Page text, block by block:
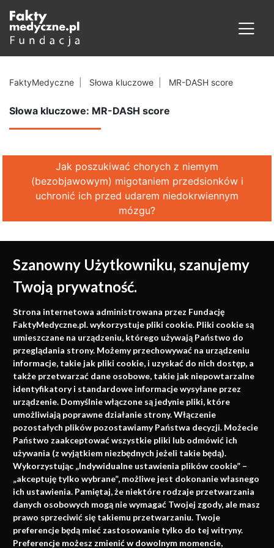
Szanowny Użytkowniku, szanujemy
Twoją prywatność.
Strona internetowa administrowana przez Fundację
FaktyMedyczne.pl. wykorzystuje pliki cookie. Pliki cookie są
umieszczane na urządzeniu, którego używają Państwo do
przeglądania strony. Możemy przechowywać na urządzeniu
informacje, takie jak pliki cookie, i uzyskać do nich dostęp, a
także przetwarzać dane osobowe, takie jak niepowtarzalne
identyfikatory i standardowe informacje wysyłane przez
urządzenie. Domyślnie włączone są jedynie pliki, które
umożliwiają poprawne działanie strony. Włączenie
pozostałych plików pozostawiamy Państwa decyzji. Możecie
Państwo zaakceptować wszystkie pliki lub odmówić ich
używania (z wyjątkiem niezbędnych jeżeli takie będą).
Wykorzystując „Indywidualne ustawienia plików cookie” –
„akceptuję tylko wybrane”, możliwe jest dokonanie własnego
ich ustawienia. Pamiętaj, że niektóre rodzaje przetwarzania
danych osobowych mogą nie wymagać Twojej zgody, ale masz
prawo sprzeciwić się takiemu przetwarzaniu. Twoje
preferencje będą mieć zastosowanie tylko do tej witryny.
Preferencje możesz zmienić w dowolnym momencie,
FaktyMedyczne Słowa kluczowe MR-DASH score
Słowa kluczowe: MR-DASH score
Jak poszukiwać chorych z niemym
(bezobjawowym) migotaniem przedsionków i
uchronić ich przed udarem niedokrwiennym
mózgu?
Medycyna oparta na
faktach
Konferencje, szkolenia, e-learning, wydawnictwo
Napisz do nas
info@faktymedyczne.pl
ul. Towarowa 2
43-460 Wisła